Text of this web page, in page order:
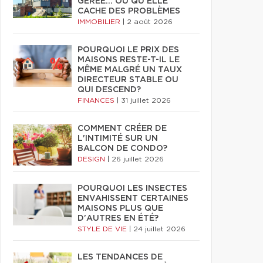
CACHE DES PROBLÈMES
IMMOBILIER 2 août 2026
POURQUOI LE PRIX DES
MAISONS RESTE-T-IL LE
MÊME MALGRÉ UN TAUX
DIRECTEUR STABLE OU
QUI DESCEND?
FINANCES 31 juillet 2026
COMMENT CRÉER DE
L'INTIMITÉ SUR UN
BALCON DE CONDO?
DESIGN 26 juillet 2026
POURQUOI LES INSECTES
ENVAHISSENT CERTAINES
MAISONS PLUS QUE
D'AUTRES EN ÉTÉ?
STYLE DE VIE 24 juillet 2026
LES TENDANCES DE